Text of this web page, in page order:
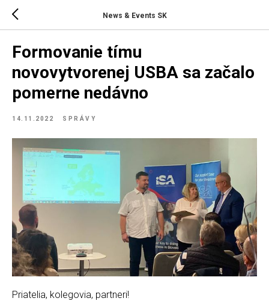
News & Events SK
Formovanie tímu
novovytvorenej USBA sa začalo
pomerne nedávno
14.11.2022 SPRÁVY
Priatelia, kolegovia, partneri!